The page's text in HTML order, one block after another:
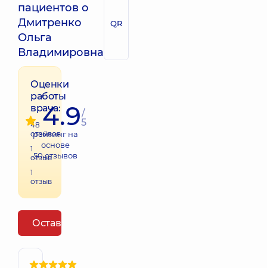
пациентов о
Дмитренко
Ольга
Владимировна
QR
Оценки
работы
врача:
48
отзывов
1
отзыв
1
отзыв
4.9/
5
рейтинг на
основе
50отзывов
Оставить отзыв